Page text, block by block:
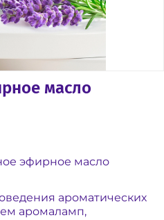
масло
эфирное масло
ароматических
аромаламп,